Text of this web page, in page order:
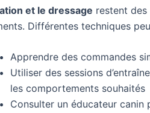
et le dressage restent
Différentes techniques
Apprendre des commandes
Utiliser des sessions
les comportements souhaités
Consulter un éducateur canin